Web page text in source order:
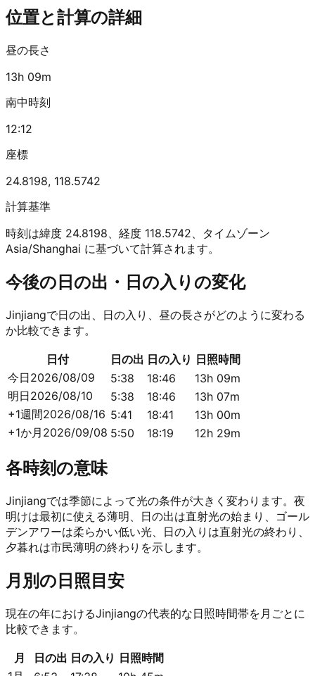
位置と計算の詳細
昼の長さ
13h 09m
南中時刻
12:12
座標
24.8198, 118.5742
計算基準
時刻は緯度 24.8198、経度 118.5742、タイムゾーン
Asia/Shanghai に基づいて計算されます。
今後の日の出・日の入りの変化
Jinjiangで日の出、日の入り、昼の長さがどのように変わる
か比較できます。
日付 日の出 日の入り 日照時間
今日2026/08/09 5:38 18:46
13h 09m
明日2026/08/10 5:38 18:46
13h 07m
+1週間2026/08/16 5:41 18:41
13h 00m
+1か月 2026/09/08 5:50 18:19 12h 29m
各時刻の意味
Jinjiangでは季節によって光の条件が大きく変わります。夜
明けは最初に使える薄明、日の出は直射光の始まり、ゴール
デンアワーは柔らかい低い光、日の入りは直射光の終わり、
夕暮れは市民薄明の終わりを示します。
月別の日照目安
現在の年におけるJinjiangの代表的な日照時間帯を月ごとに
比較できます。
月 日の出 日の入り 日照時間